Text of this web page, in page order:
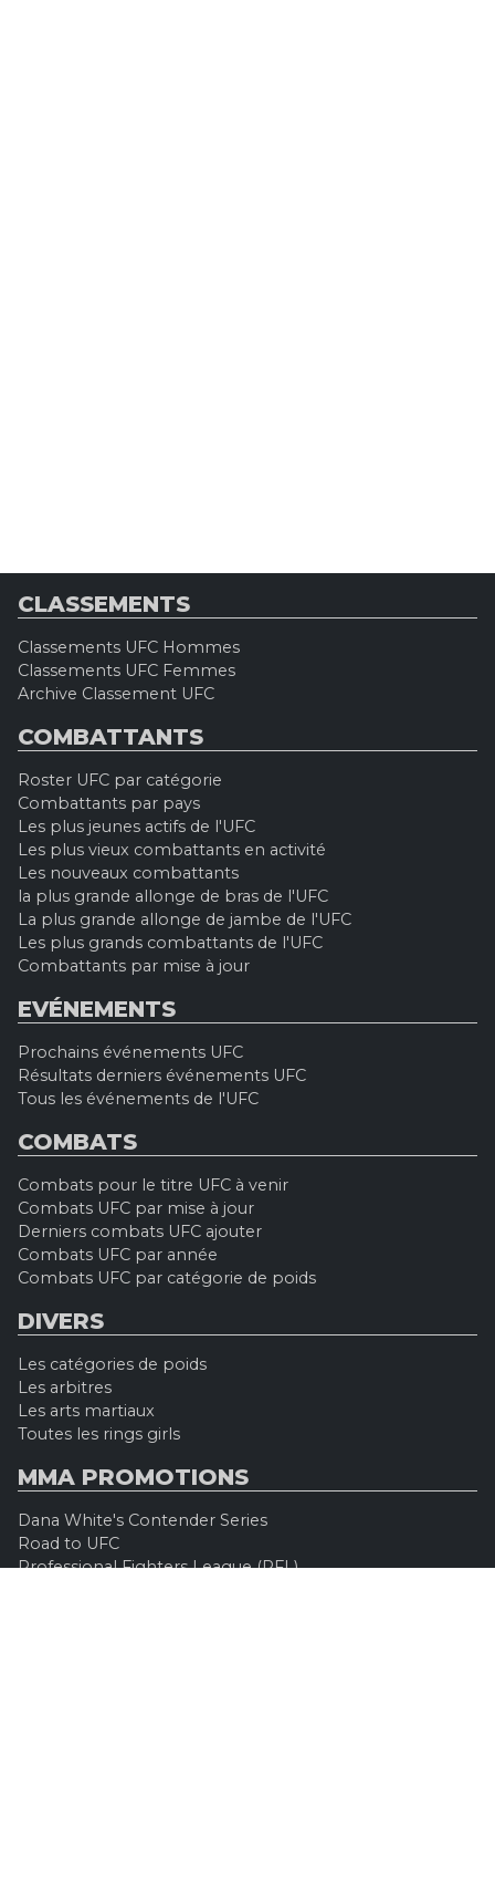
CLASSEMENTS
Classements UFC Hommes
Classements UFC Femmes
Archive Classement UFC
COMBATTANTS
Roster UFC par catégorie
Combattants par pays
Les plus jeunes actifs de l'UFC
Les plus vieux combattants en activité
Les nouveaux combattants
la plus grande allonge de bras de l'UFC
La plus grande allonge de jambe de l'UFC
Les plus grands combattants de l'UFC
Combattants par mise à jour
EVÉNEMENTS
Prochains événements UFC
Résultats derniers événements UFC
Tous les événements de l'UFC
COMBATS
Combats pour le titre UFC à venir
Combats UFC par mise à jour
Derniers combats UFC ajouter
Combats UFC par année
Combats UFC par catégorie de poids
DIVERS
Les catégories de poids
Les arbitres
Les arts martiaux
Toutes les rings girls
MMA PROMOTIONS
Dana White's Contender Series
Road to UFC
Professional Fighters League (PFL)